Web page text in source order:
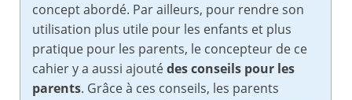
concept abordé. Par ailleurs, pour rendre son
utilisation plus utile pour les enfants et plus
pratique pour les parents, le concepteur de ce
cahier y a aussi ajoutédes conseils pour les
parents. Grâce à ces conseils, les parents